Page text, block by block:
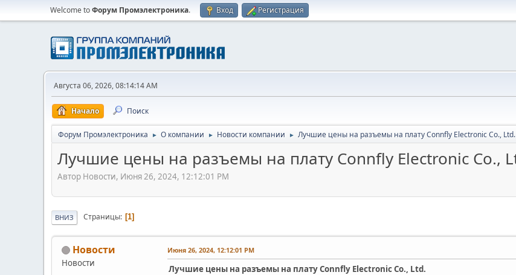
Welcome toФорум Промэлектроника. Вход Регистрация
Августа 06, 2026, 08:14:14 AM
Начало Поиск
Форум Промэлектроника ► О компании ► Новости компании ► Лучшие цены на разъемы на плату Connfly Electronic Co., Ltd.
Лучшие цены на разъемы на плату Connfly Electronic Co.,
Автор Новости, Июня 26, 2024, 12:12:01 PM
ВНИЗ Страницы 1
Новости
Новости
Июня 26, 2024, 12:12:01 PM
Лучшие цены на разъемы на плату Connfly Electronic Co., Ltd.